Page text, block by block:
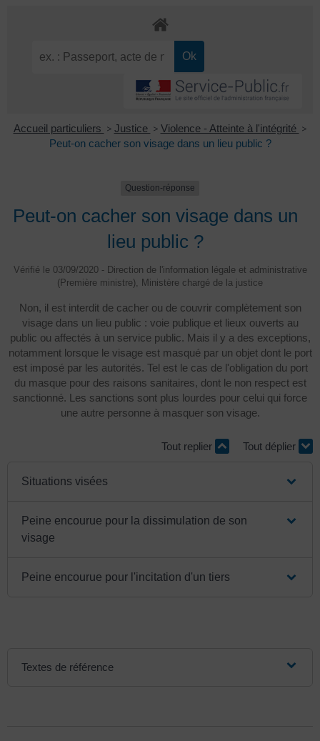
Accueil particuliers > Justice > Violence - Atteinte à l'intégrité >
Peut-on cacher son visage dans un lieu public ?
Question-réponse
Peut-on cacher son visage dans un
lieu public ?
Vérifié le 03/09/2020 - Direction de l'information légale et administrative
(Première ministre), Ministère chargé de la justice
Non, il est interdit de cacher ou de couvrir complètement son
visage dans un lieu public : voie publique et lieux ouverts au
public ou affectés à un service public. Mais il y a des exceptions,
notamment lorsque le visage est masqué par un objet dont le port
est imposé par les autorités. Tel est le cas de l'obligation du port
du masque pour des raisons sanitaires, dont le non respect est
sanctionné. Les sanctions sont plus lourdes pour celui qui force
une autre personne à masquer son visage.
Tout replier Tout déplier
Situations visées
Peine encourue pour la dissimulation de son
visage
Peine encourue pour l'incitation d'un tiers
Textes de référence